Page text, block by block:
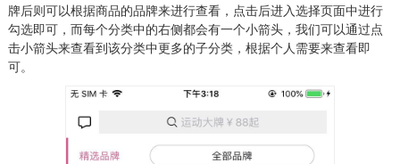
牌后则可以根据商品的品牌来进行查看，点击后进入选择页面中进行
勾选即可，而每个分类中的右侧都会有一个小箭头，我们可以通过点
击小箭头来查看到该分类中更多的子分类，根据个人需要来查看即
可。